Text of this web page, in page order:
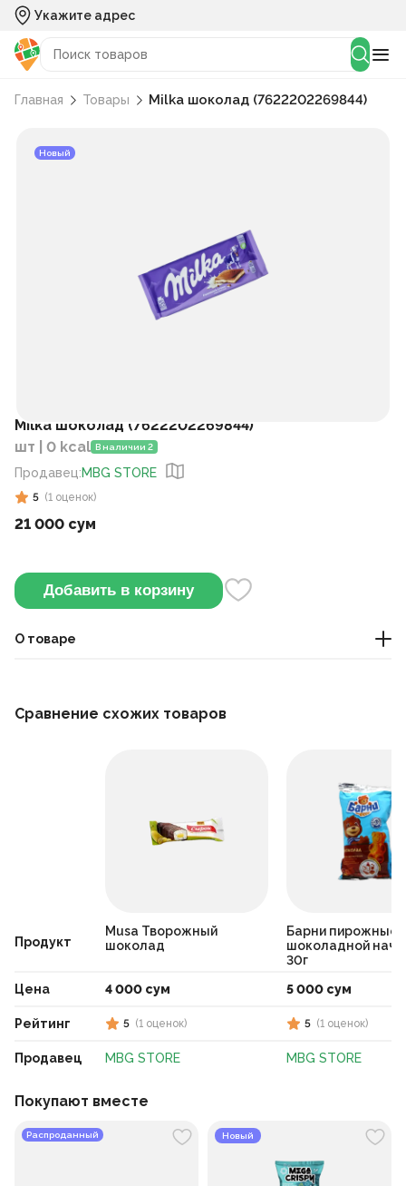
Укажите адрес
Главная Товары Milka шоколад (7622202269844)
Новый
Milka шоколад (7622202269844)
шт | 0 kcal В наличии 2
Продавец:MBG STORE
5 (1 оценок)
21 000 сум
Добавить в корзину
О товаре
Сравнение схожих товаров
Продукт
Цена
Рейтинг
Продавец
Musa Творожный
шоколад
4 000 сум
5 (1 оценок)
MBG STORE
Барни пирожные
шоколадной
30г
5 000 сум
5 (1 оценок)
MBG STORE
Покупают вместе
Распроданный Новый